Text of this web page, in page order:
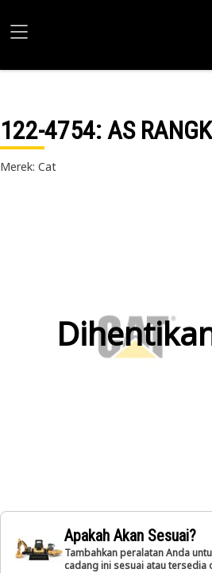
122-4754: AS
Merek: Cat
Apakah Akan Sesuai?
Tambahkan peralatan Anda
cadang ini sesuai atau tersedia